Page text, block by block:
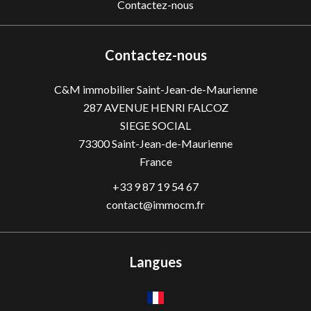
Contactez-nous
Contactez-nous
C&M immobilier Saint-Jean-de-Maurienne
287 AVENUE HENRI FALCOZ
SIEGE SOCIAL
73300Saint-Jean-de-Maurienne
France
+33 9 87 19 54 67
contact@immocm.fr
Langues